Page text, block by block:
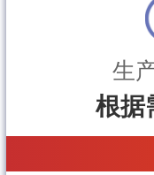
生
根据